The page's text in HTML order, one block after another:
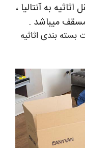
به آنتالیا ،
میباشد .
بسته بندی اثاثیه